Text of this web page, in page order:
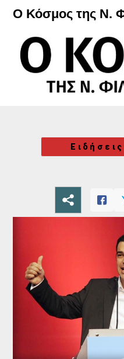
Μετάβαση
περιεχόμενο
Ο Κόσμος της Ν.